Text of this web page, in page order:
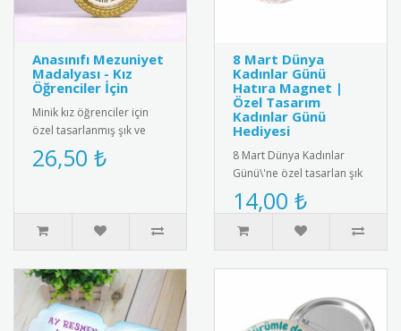
Anasınıfı Mezuniyet
Madalyası - Kız
Öğrenciler İçin
Minik kız öğrenciler için
özel tasarlanmış şık ve
sevimli anasınıfı mezuniyet
madalyası. Kaliteli me..
26,50 ₺
8 Mart Dünya
Kadınlar Günü
Hatıra Magnet |
Özel Tasarım
Kadınlar Günü
Hediyesi
8 Mart Dünya Kadınlar
Günü\'ne özel tasarlan şık
ve anlamlı hatıra magnet.
yüksek kalite manyetik ma..
14,00 ₺